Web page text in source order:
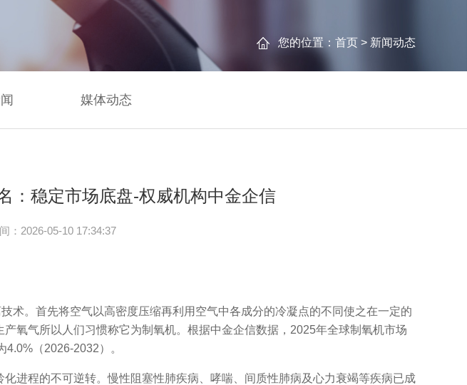
您的位置： 首页 > 新闻动态
媒体动态
：稳定市场底盘-权威机构中金企信
：2026-05-10 17:34:37
。首先将空气以高密度压缩再利用空气中各成分的冷凝点的不同使之在一定的
氧气所以人们习惯称它为制氧机。根据中金企信数据，2025年全球制氧机市场
（2026-2032）。
程的不可逆转。慢性阻塞性肺疾病、哮喘、间质性肺病及心力衰竭等疾病已成